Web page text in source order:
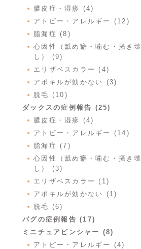
膿皮症・湿疹 (4)
アトピー・アレルギー (12)
脂漏症 (8)
心因性（舐め癖・噛む・掻き壊
し） (9)
エリザベスカラー (4)
アポキルが効かない (3)
脱毛 (10)
ダックスの症例報告 (25)
膿皮症・湿疹 (4)
アトピー・アレルギー (14)
脂漏症 (7)
心因性（舐め癖・噛む・掻き壊
し） (3)
エリザベスカラー (1)
アポキルが効かない (1)
脱毛 (6)
パグの症例報告 (17)
ミニチュアピンシャー (8)
アトピー・アレルギー (4)